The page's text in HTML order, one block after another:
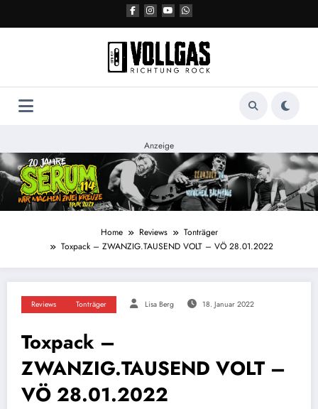
Anzeige
Home Reviews
Tonträger
Toxpack – ZWANZIG.TAUSEND VOLT – VÖ 28.01.2022
Reviews Tonträger Lisa Berg 18. Januar 2022
Toxpack –
ZWANZIG.TAUSEND VOLT –
VÖ 28.01.2022